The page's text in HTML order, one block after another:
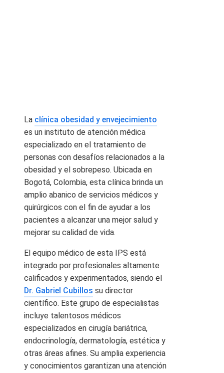
La clínica obesidad y envejecimiento
es un instituto de atención médica
especializado en el tratamiento de
personas con desafíos relacionados a la
obesidad y el sobrepeso. Ubicada en
Bogotá, Colombia, esta clínica brinda un
amplio abanico de servicios médicos y
quirúrgicos con el fin de ayudar a los
pacientes a alcanzar una mejor salud y
mejorar su calidad de vida.
El equipo médico de esta IPS está
integrado por profesionales altamente
calificados y experimentados, siendo el
Dr. Gabriel Cubillos su director
científico. Este grupo de especialistas
incluye talentosos médicos
especializados en cirugía bariátrica,
endocrinología, dermatología, estética y
otras áreas afines. Su amplia experiencia
y conocimientos garantizan una atención